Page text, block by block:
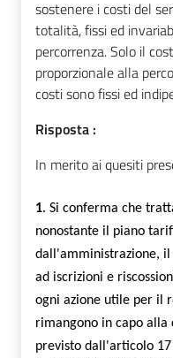
sostenere i costi del
totalità, fissi ed
percorrenza. Solo il
proporzionale alla
costi sono fissi ed
Risposta :
In merito ai quesiti
1. Si conferma che
nonostante il piano
dall'amministrazione,
ad iscrizioni e
ogni azione utile per il
rimangono in capo alla
previsto dall'articolo